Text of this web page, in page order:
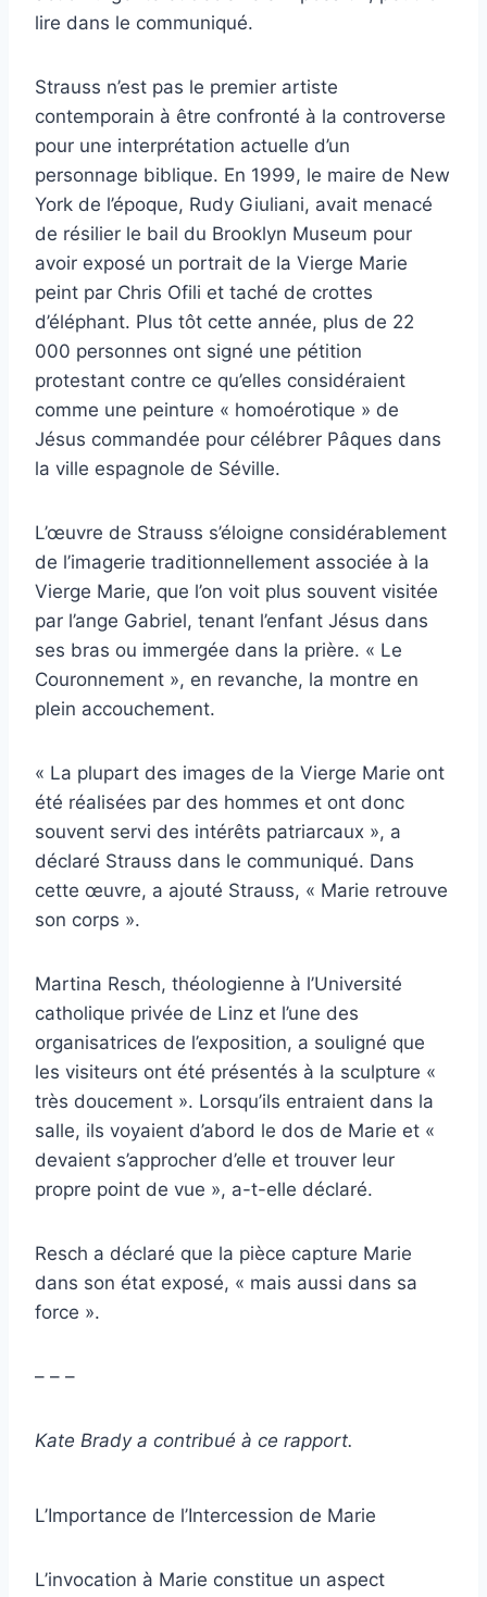
lire dans le communiqué.
Strauss n’est pas le premier artiste
contemporain à être confronté à la controverse
pour une interprétation actuelle d’un
personnage biblique. En 1999, le maire de New
York de l’époque, Rudy Giuliani, avait menacé
de résilier le bail du Brooklyn Museum pour
avoir exposé un portrait de la Vierge Marie
peint par Chris Ofili et taché de crottes
d’éléphant. Plus tôt cette année, plus de 22
000 personnes ont signé une pétition
protestant contre ce qu’elles considéraient
comme une peinture « homoérotique » de
Jésus commandée pour célébrer Pâques dans
la ville espagnole de Séville.
L’œuvre de Strauss s’éloigne considérablement
de l’imagerie traditionnellement associée à la
Vierge Marie, que l’on voit plus souvent visitée
par l’ange Gabriel, tenant l’enfant Jésus dans
ses bras ou immergée dans la prière. « Le
Couronnement », en revanche, la montre en
plein accouchement.
« La plupart des images de la Vierge Marie ont
été réalisées par des hommes et ont donc
souvent servi des intérêts patriarcaux », a
déclaré Strauss dans le communiqué. Dans
cette œuvre, a ajouté Strauss, « Marie retrouve
son corps ».
Martina Resch, théologienne à l’Université
catholique privée de Linz et l’une des
organisatrices de l’exposition, a souligné que
les visiteurs ont été présentés à la sculpture «
très doucement ». Lorsqu’ils entraient dans la
salle, ils voyaient d’abord le dos de Marie et «
devaient s’approcher d’elle et trouver leur
propre point de vue », a-t-elle déclaré.
Resch a déclaré que la pièce capture Marie
dans son état exposé, « mais aussi dans sa
force ».
– – –
Kate Brady a contribué à ce rapport.
L’Importance de l’Intercession de Marie
L’invocation à Marie constitue un aspect